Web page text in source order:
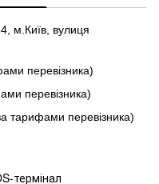
м.Київ, вулиця
перевізника)
перевізника)
тарифами перевізника)
термінал